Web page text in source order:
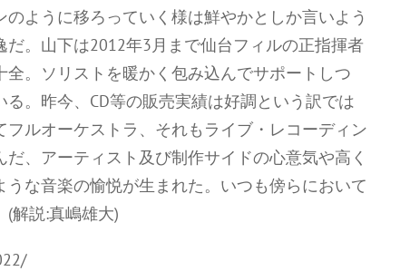
ように移ろっていく様は鮮やかとしか言いよう
。山下は2012年3月まで仙台フィルの正指揮者
。ソリストを暖かく包み込んでサポートしつ
。昨今、CD等の販売実績は好調という訳では
ルオーケストラ、それもライブ・レコーディン
、アーティスト及び制作サイドの心意気や高く
な音楽の愉悦が生まれた。いつも傍らにおいて
(解説:真嶋雄大)